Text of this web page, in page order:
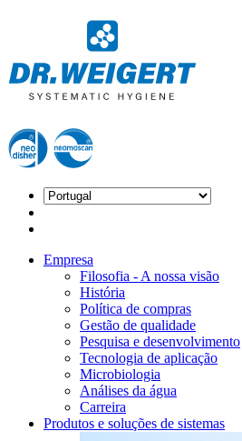
Empresa
Filosofia - A nossa visão
História
Política de compras
Gestão de qualidade
Pesquisa e desenvolvimento
Tecnologia de aplicação
Microbiologia
Análises da água
Carreira
Produtos e soluções de sistemas